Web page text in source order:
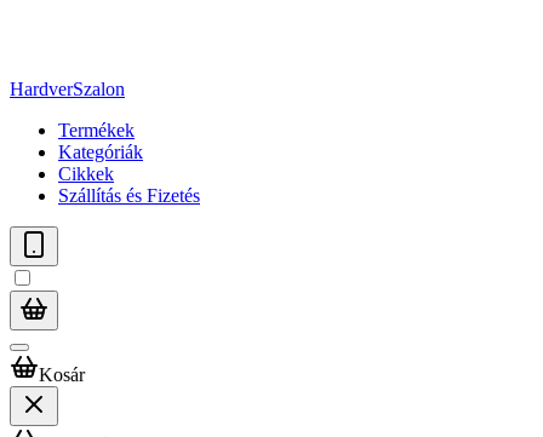
HardverSzalon
Termékek
Kategóriák
Cikkek
Szállítás és Fizetés
Kosár